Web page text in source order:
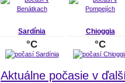
Sardínia
°C
Chioggia
°C
Aktuálne počasie v